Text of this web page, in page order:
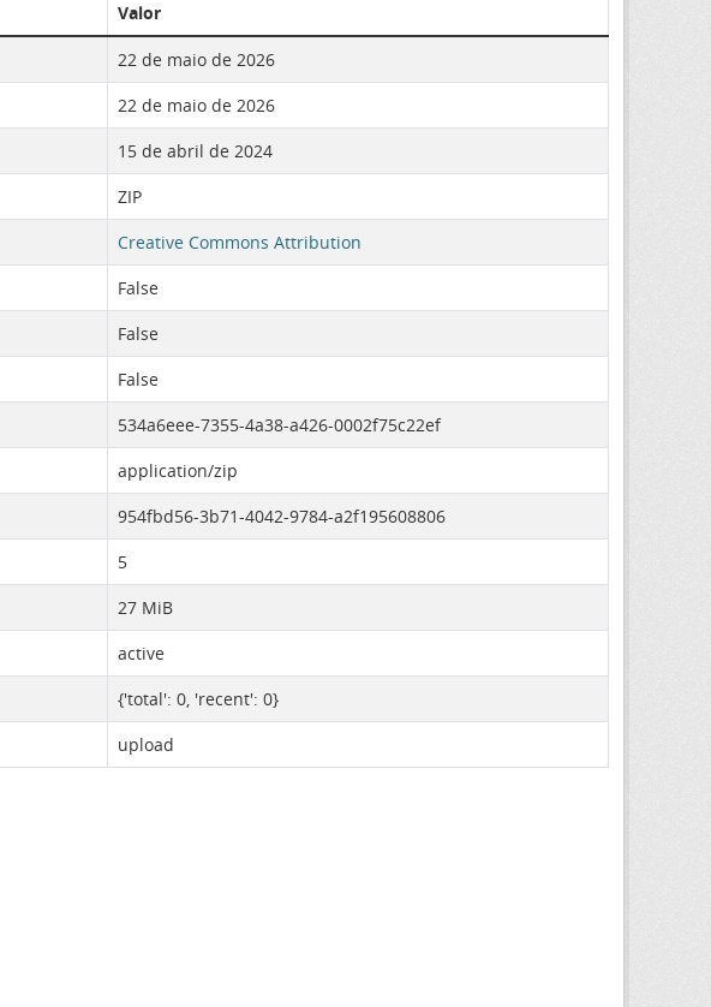
Valor
22 de maio de 2026
22 de maio de 2026
15 de abril de 2024
ZIP
Creative Commons Attribution
False
False
False
534a6eee-7355-4a38-a426-0002f75c22ef
application/zip
954fbd56-3b71-4042-9784-a2f195608806
5
27 MiB
active
{'total': 0, 'recent': 0}
upload